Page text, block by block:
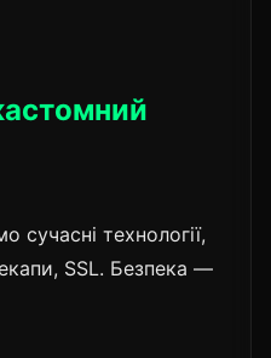
технології,
SSL. Безпека —